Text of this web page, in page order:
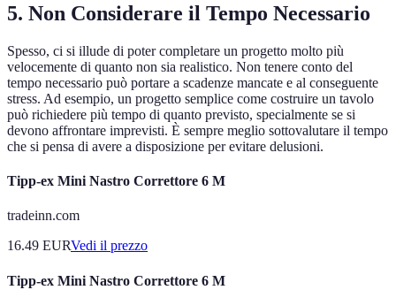
5. Non Considerare il Tempo Necessario
Spesso, ci si illude di poter completare un progetto molto più
velocemente di quanto non sia realistico. Non tenere conto del
tempo necessario può portare a scadenze mancate e al conseguente
stress. Ad esempio, un progetto semplice come costruire un tavolo
può richiedere più tempo di quanto previsto, specialmente se si
devono affrontare imprevisti. È sempre meglio sottovalutare il tempo
che si pensa di avere a disposizione per evitare delusioni.
Tipp-ex Mini Nastro Correttore 6 M
tradeinn.com
16.49 EURVedi il prezzo
Tipp-ex Mini Nastro Correttore 6 M